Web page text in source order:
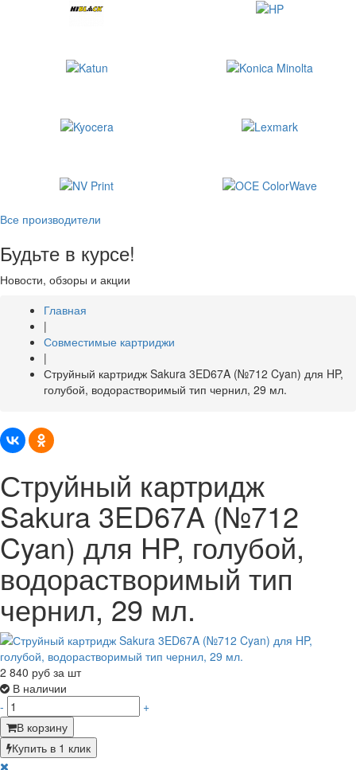
Все производители
Будьте в курсе!
Новости, обзоры и акции
Главная
|
Совместимые картриджи
|
Струйный картридж Sakura 3ED67A (№712 Cyan) для HP,
голубой, водорастворимый тип чернил, 29 мл.
Струйный картридж
Sakura 3ED67A (№712
Cyan) для HP, голубой,
водорастворимый тип
чернил, 29 мл.
2 840 руб за шт
В наличии
-
+
В корзину
Купить в 1 клик